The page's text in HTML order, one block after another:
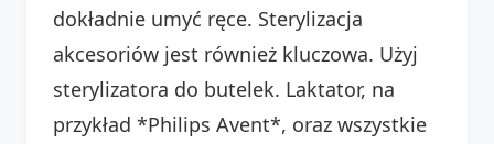
dokładnie umyć ręce. Sterylizacja
akcesoriów jest również kluczowa. Użyj
sterylizatora do butelek. Laktator, na
przykład *Philips Avent*, oraz wszystkie